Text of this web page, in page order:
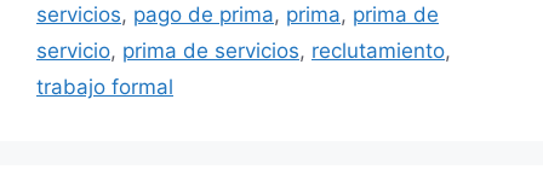
servicios, pago de prima, prima, prima de
servicio, prima de servicios, reclutamiento,
trabajo formal